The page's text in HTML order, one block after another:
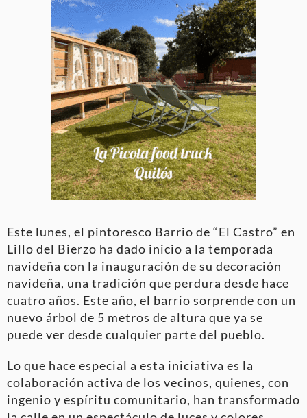
Este lunes, el pintoresco Barrio de “El Castro” en
Lillo del Bierzo ha dado inicio a la temporada
navideña con la inauguración de su decoración
navideña, una tradición que perdura desde hace
cuatro años. Este año, el barrio sorprende con un
nuevo árbol de 5 metros de altura que ya se
puede ver desde cualquier parte del pueblo.
Lo que hace especial a esta iniciativa es la
colaboración activa de los vecinos, quienes, con
ingenio y espíritu comunitario, han transformado